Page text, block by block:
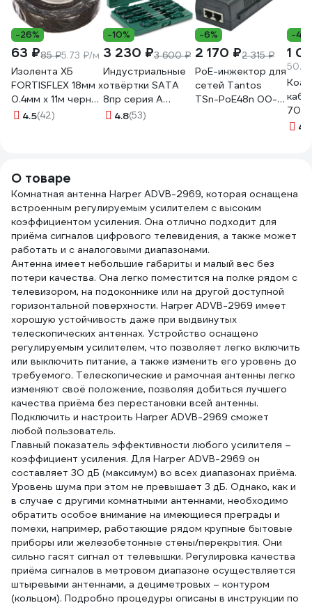
-26%
63 ₽85 ₽5.73 ₽/м
Изолента ХБ
FORTISFLEX 18мм х
0.4мм х 11м черная
71242
4.5(42)
-10%
3 230 ₽3 600 ₽
Индустриальные
отвёртки SATA
8пр серия А
крестовые и
4.8(53)
-6%
2 170 ₽2 315 ₽
PoE-инжектор для
сетей Tantos
TSn-PoE48n 00-
-4%
1
703
4.8
О товаре
Комнатная антенна Harper ADVB-2969, которая оснащена
встроенным регулируемым усилителем с высоким
коэффициентом усиления. Она отлично подходит для
приёма сигналов цифрового телевидения, а также может
работать и с аналоговыми диапазонами.
Антенна имеет небольшие габариты и малый вес без
потери качества. Она легко поместится на полке рядом с
телевизором, на подоконнике или на другой доступной
горизонтальной поверхности. Harper ADVB-2969 имеет
хорошую устойчивость даже при выдвинутых
телескопических антеннах. Устройство оснащено
регулируемым усилителем, что позволяет легко включить
или выключить питание, а также изменить его уровень до
требуемого. Телескопические и рамочная антенны легко
изменяют своё положение, позволяя добиться лучшего
качества приёма без перестановки всей антенны.
Подключить и настроить Harper ADVB-2969 сможет
любой пользователь.
Главный показатель эффективности любого усилителя –
коэффициент усиления. Для Harper ADVB-2969 он
составляет 30 дБ (максимум) во всех диапазонах приёма.
Уровень шума при этом не превышает 3 дБ. Однако, как и
в случае с другими комнатными антеннами, необходимо
обратить особое внимание на имеющиеся преграды и
помехи, например, работающие рядом крупные бытовые
приборы или железобетонные стены/перекрытия. Они
сильно гасят сигнал от телевышки. Регулировка качества
приёма сигналов в метровом диапазоне осуществляется
штыревыми антеннами, а дециметровых – контуром
(кольцом). Подробно процедуры описаны в инструкции по